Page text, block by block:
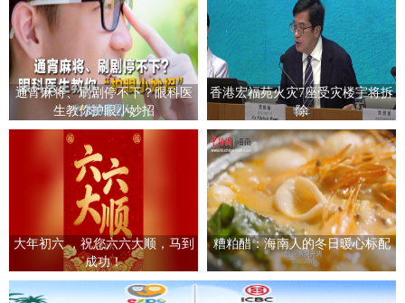
通宵麻将、刷剧停不下？眼科医
生教你护眼小妙招
香港宏福苑火灾7座受灾楼宇将拆
除
大年初六 ，祝您六六大顺，马到
成功！
糟粕醋：海南人的冬日暖心标配